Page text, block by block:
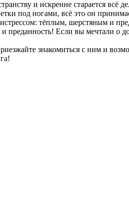
и искренне старается всё
под ногами, всё это он
тёплым, шерстяным и
преданность! Если вы мечтали о
знакомиться с ним и